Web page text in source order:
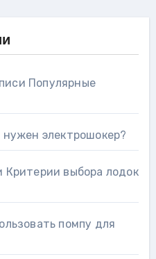
Популярные
нужен электрошокер?
Критерии выбора лодок
помпу для